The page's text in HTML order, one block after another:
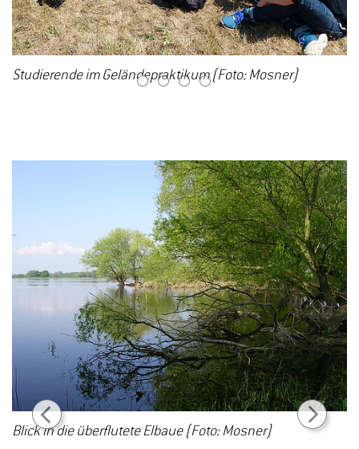
Studierende im Geländepraktikum (Foto: Mosner)
1 2 3 4
Blick in die überflutete Elbaue (Foto: Mosner)